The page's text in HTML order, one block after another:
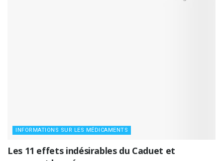
INFORMATIONS SUR LES MÉDICAMENTS
Les 11 effets indésirables du Caduet et